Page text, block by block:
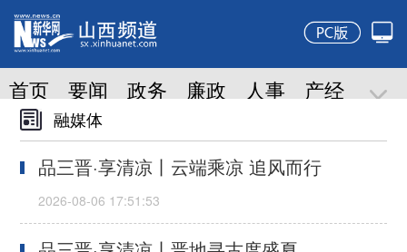
融媒体
品三晋·享清凉丨云端乘凉 追风而行